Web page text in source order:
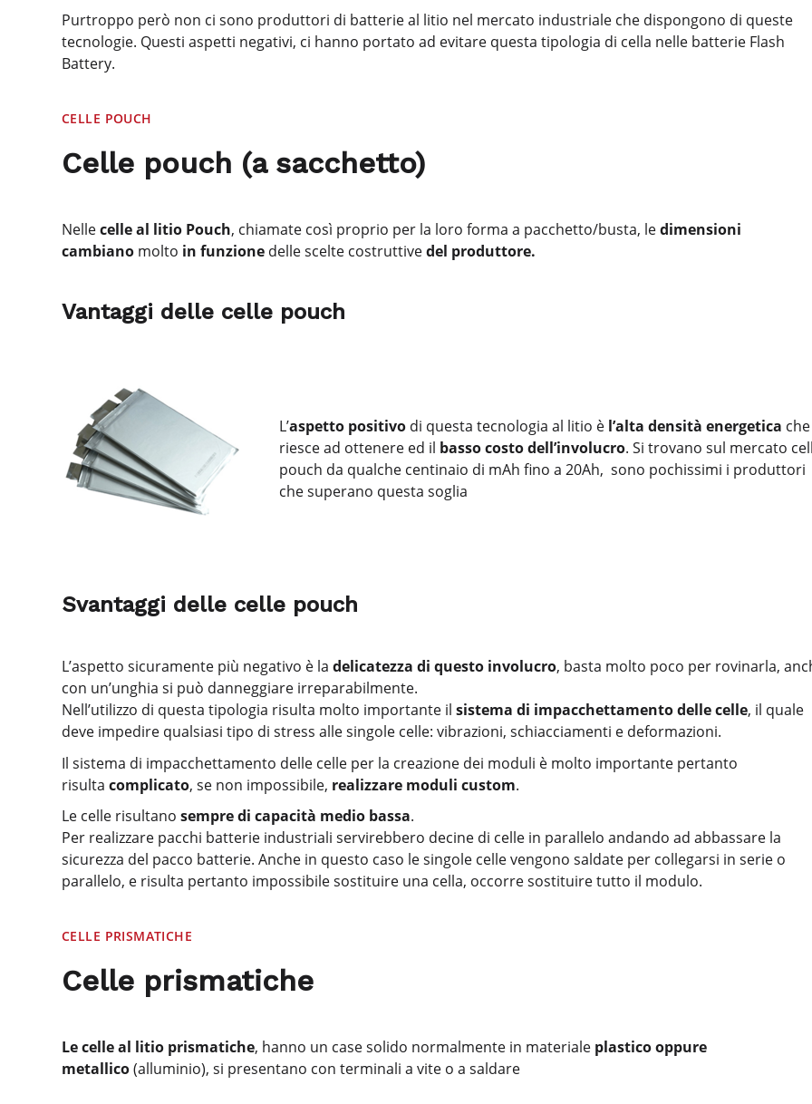
Purtroppo però non ci sono produttori di batterie al litio nel mercato industriale che dispongono di queste
tecnologie. Questi aspetti negativi, ci hanno portato ad evitare questa tipologia di cella nelle batterie Flash
Battery.
CELLE POUCH
Celle pouch (a sacchetto)
Nellecelle al litio Pouch, chiamate così proprio per la loro forma a pacchetto/busta, ledimensioni
cambiano molto in funzione delle scelte costruttivedel produttore.
Vantaggi delle celle pouch
L’aspetto positivo di questa tecnologia al litio è l’alta densità energetica
riesce ad ottenere ed il basso costo dell’involucro. Si trovano sul mercato
pouch da qualche centinaio di mAh fino a 20Ah, sono pochissimi i produttori
che superano questa soglia
Svantaggi delle celle pouch
L’aspetto sicuramente più negativo è la delicatezza di questo involucro, basta molto poco per rovinarla,
con un’unghia si può danneggiare irreparabilmente.
Nell’utilizzo di questa tipologia risulta molto importante il sistema di impacchettamento delle celle, il quale
deve impedire qualsiasi tipo di stress alle singole celle: vibrazioni, schiacciamenti e deformazioni.
Il sistema di impacchettamento delle celle per la creazione dei moduli è molto importante pertanto
risulta complicato, se non impossibile, realizzare moduli custom.
Le celle risultano sempre di capacità medio bassa.
Per realizzare pacchi batterie industriali servirebbero decine di celle in parallelo andando ad abbassare la
sicurezza del pacco batterie. Anche in questo caso le singole celle vengono saldate per collegarsi in serie o
parallelo, e risulta pertanto impossibile sostituire una cella, occorre sostituire tutto il modulo.
CELLE PRISMATICHE
Celle prismatiche
Le celle al litio prismatiche, hanno un case solido normalmente in materiale plastico oppure
metallico(alluminio), si presentano con terminali a vite o a saldare